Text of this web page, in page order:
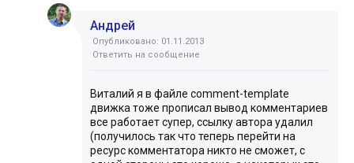
Андрей
Опубликовано: 01.11.2013
Ответить на сообщение
Виталий я в файле comment-template
движка тоже прописал вывод комментариев
все работает супер, ссылку автора удалил
(получилось так что теперь перейти на
ресурс комментатора никто не сможет, с